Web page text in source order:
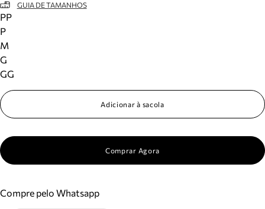
GUIA DE TAMANHOS
PP
P
M
G
GG
Adicionar à sacola
Comprar Agora
Compre pelo Whatsapp